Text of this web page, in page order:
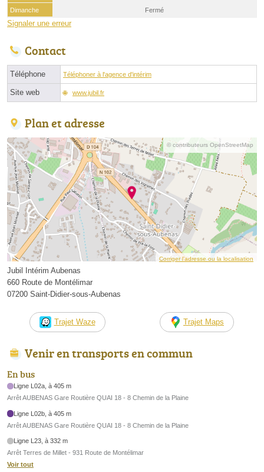
Dimanche
Fermé
Signaler une erreur
Contact
Téléphone Téléphoner à l'agence d'intérim
Site web www.jubil.fr
Plan et adresse
© contributeurs OpenStreetMap
Corriger l’adresse ou la localisation
Jubil Intérim Aubenas
660 Route de Montélimar
07200 Saint-Didier-sous-Aubenas
Trajet Waze Trajet Maps
Venir en transports en commun
En bus
Ligne L02a, à 405 m
Arrêt AUBENAS Gare Routière QUAI 18 - 8 Chemin de la Plaine
Ligne L02b, à 405 m
Arrêt AUBENAS Gare Routière QUAI 18 - 8 Chemin de la Plaine
Ligne L23, à 332 m
Arrêt Terres de Millet - 931 Route de Montélimar
Voir tout